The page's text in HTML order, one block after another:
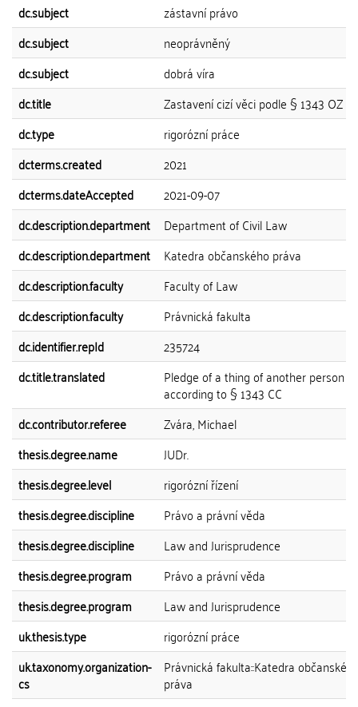
dc.subject
zástavní právo
dc.subject
neoprávněný
dc.subject
dobrá víra
dc.title
Zastavení cizí věci podle § 1343 OZ
dc.type
rigorózní práce
dcterms.created
2021
dcterms.dateAccepted
2021-09-07
dc.description.department
Department of Civil Law
dc.description.department
Katedra občanského práva
dc.description.faculty
Faculty of Law
dc.description.faculty
Právnická fakulta
dc.identifier.repId
235724
dc.title.translated
Pledge of a thing of another person
according to § 1343 CC
dc.contributor.referee
Zvára, Michael
thesis.degree.name
JUDr.
thesis.degree.level
rigorózní řízení
thesis.degree.discipline
Právo a právní věda
thesis.degree.discipline
Law and Jurisprudence
thesis.degree.program
Právo a právní věda
thesis.degree.program
Law and Jurisprudence
uk.thesis.type
rigorózní práce
uk.taxonomy.organization-
cs
Právnická fakulta::Katedra
práva